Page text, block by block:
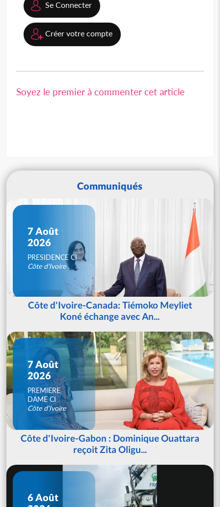
Se Connecter
Créer votre compte
Soyez le premier à commenter cet article
Communiqués
7 Août
2026
PRESIDENCE CI
Côte d'Ivoire
Côte d'Ivoire-Canada: Tiémoko Meyliet
Koné échange avec An...
7 Août
2026
PREMIERE
DAME CI
Côte d'Ivoire
Côte d'Ivoire-Gabon : Dominique Ouattara
reçoit Zita Oligu...
6 Août